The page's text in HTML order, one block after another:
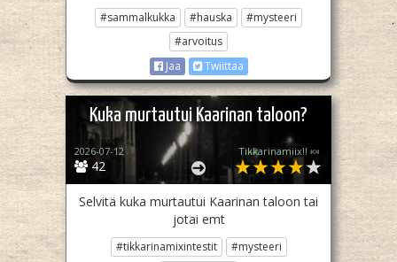
#sammalkukka #hauska
#mysteeri
#arvoitus
Jaa
Twiittaa
Kuka murtautui Kaarinan taloon?
42
2026-07-12 Tikkarinamiix!! 🍬
Selvitä kuka murtautui Kaarinan taloon tai
jotai emt
#tikkarinamixintestit
#mysteeri